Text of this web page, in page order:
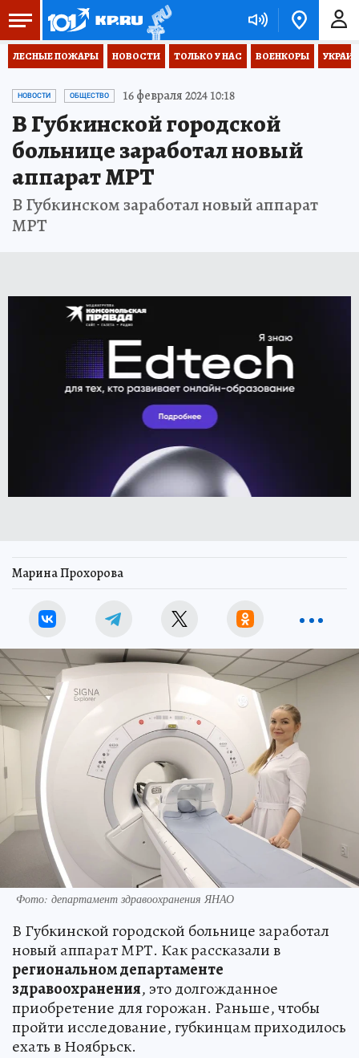
ЛЕСНЫЕ ПОЖАРЫ НОВОСТИ ТОЛЬКО У НАС ВОЕНКОРЫ
НОВОСТИ ОБЩЕСТВО 16 февраля 2024 10:18
В Губкинской городской
больнице заработал новый
аппарат МРТ
В Губкинском заработал новый аппарат
МРТ
Марина Прохорова
Фото: департамент здравоохранения ЯНАО
В Губкинской городской больнице заработал
новый аппарат МРТ. Как рассказали в
региональном департаменте
здравоохранения, это долгожданное
приобретение для горожан. Раньше, чтобы
пройти исследование, губкинцам приходилось
ехать в Ноябрьск.